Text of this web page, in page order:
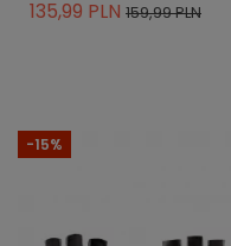
135,99 PLN 159,99 PLN
-15%